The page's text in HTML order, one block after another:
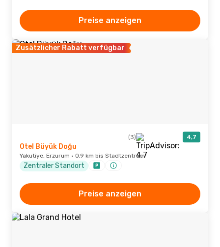
Preise anzeigen
Zusätzlicher Rabatt verfügbar
(3) 4,7
Otel Büyük Doğu
Yakutiye, Erzurum · 0,9 km bis Stadtzentrum
Zentraler Standort
Preise anzeigen